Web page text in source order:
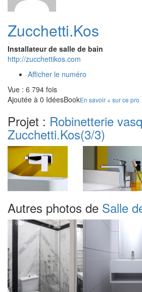
Zucchetti.Kos
Installateur de salle de bain
http://zucchettikos.com
Afficher le numéro
Vue : 6 794 fois
Ajoutée à 0 IdéesBookEn savoir + sur ce pro
Projet : Robinetterie
Zucchetti.Kos(3/3)
Autres photos de Salle